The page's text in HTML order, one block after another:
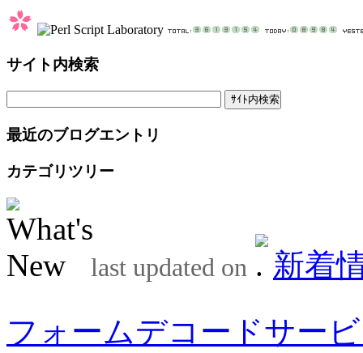
サイト内検索
最近のブログエントリ
カテゴリツリー
last updated on
新着
フォームデコードサー